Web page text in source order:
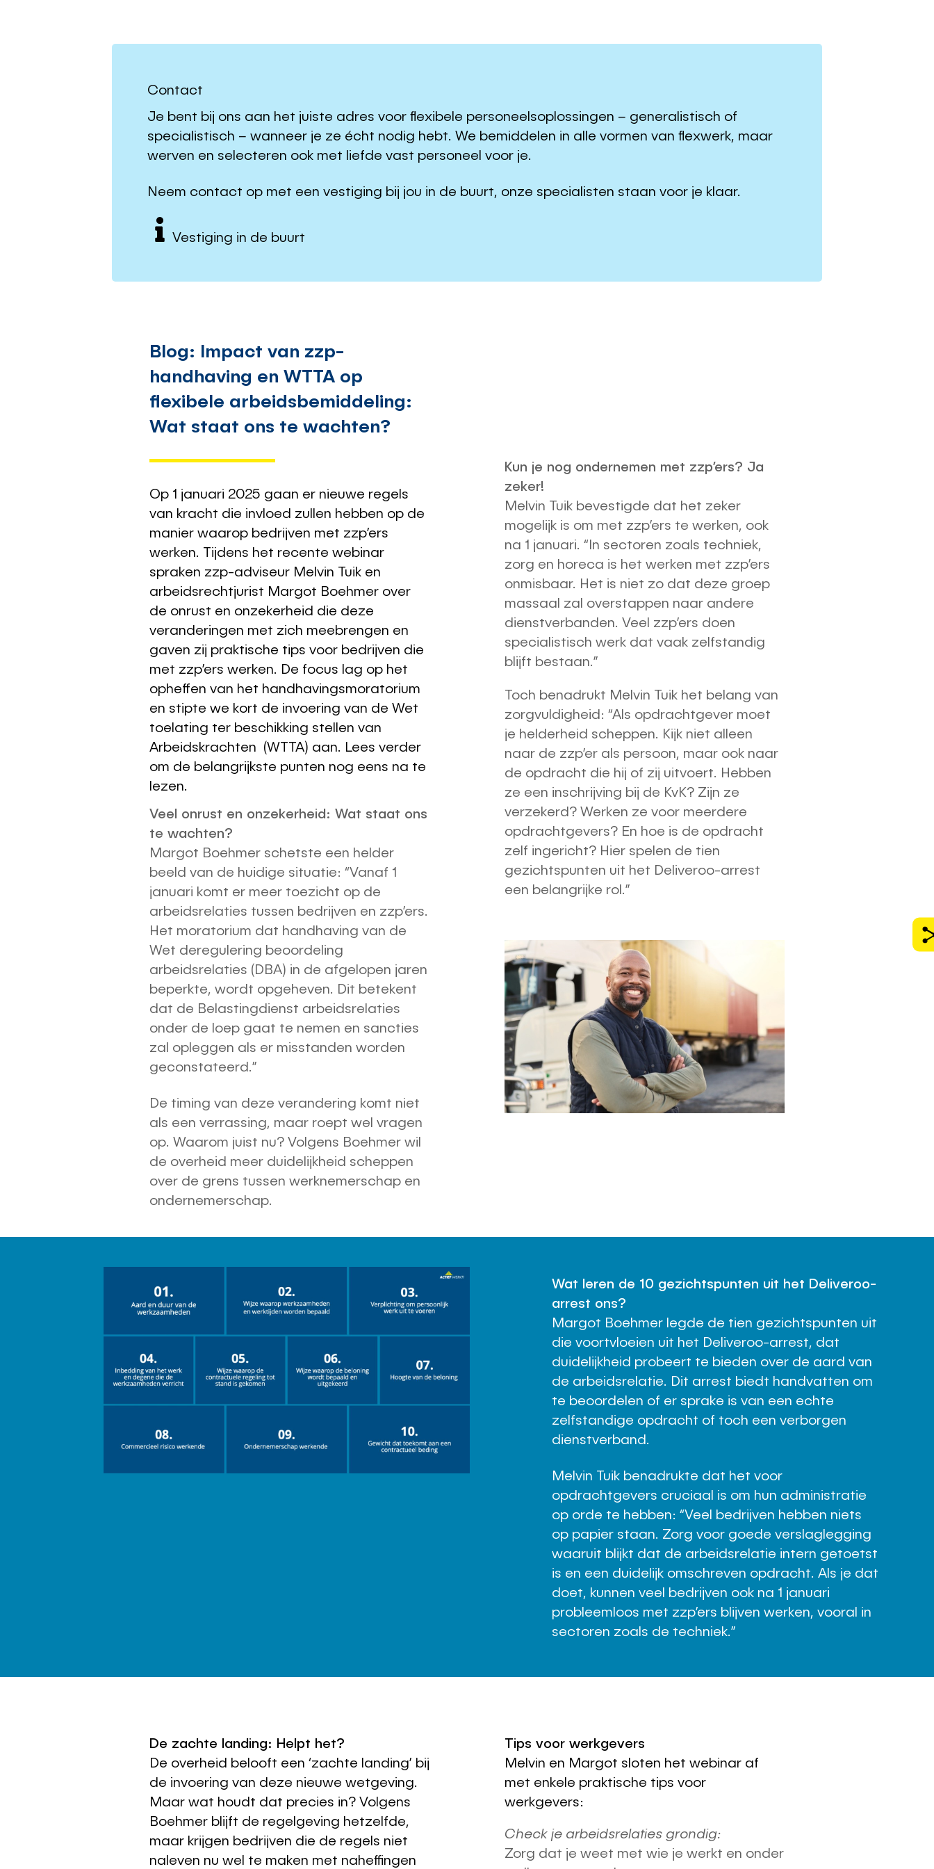
Contact
Je bent bij ons aan het juiste adres voor flexibele personeelsoplossingen – generalistisch of
specialistisch – wanneer je ze écht nodig hebt. We bemiddelen in alle vormen van flexwerk, maar
werven en selecteren ook met liefde vast personeel voor je.
Neem contact op met een vestiging bij jou in de buurt, onze specialisten staan voor je klaar.
Vestiging in de buurt
Blog: Impact van zzp-
handhaving en WTTA op
flexibele arbeidsbemiddeling:
Wat staat ons te wachten?
Op 1 januari 2025 gaan er nieuwe regels
van kracht die invloed zullen hebben op de
manier waarop bedrijven met zzp’ers
werken. Tijdens het recente webinar
spraken zzp-adviseur Melvin Tuik en
arbeidsrechtjurist Margot Boehmer over
de onrust en onzekerheid die deze
veranderingen met zich meebrengen en
gaven zij praktische tips voor bedrijven die
met zzp’ers werken. De focus lag op het
opheffen van het handhavingsmoratorium
en stipte we kort de invoering van de Wet
toelating ter beschikking stellen van
Arbeidskrachten (WTTA) aan. Lees verder
om de belangrijkste punten nog eens na te
lezen.
Veel onrust en onzekerheid: Wat staat ons
te wachten?
Margot Boehmer schetste een helder
beeld van de huidige situatie: “Vanaf 1
januari komt er meer toezicht op de
arbeidsrelaties tussen bedrijven en zzp’ers.
Het moratorium dat handhaving van de
Wet deregulering beoordeling
arbeidsrelaties (DBA) in de afgelopen jaren
beperkte, wordt opgeheven. Dit betekent
dat de Belastingdienst arbeidsrelaties
onder de loep gaat te nemen en sancties
zal opleggen als er misstanden worden
geconstateerd.”
De timing van deze verandering komt niet
als een verrassing, maar roept wel vragen
op. Waarom juist nu? Volgens Boehmer wil
de overheid meer duidelijkheid scheppen
over de grens tussen werknemerschap en
ondernemerschap.
Kun je nog ondernemen met zzp’ers? Ja
zeker!
Melvin Tuik bevestigde dat het zeker
mogelijk is om met zzp’ers te werken, ook
na 1 januari. “In sectoren zoals techniek,
zorg en horeca is het werken met zzp’ers
onmisbaar. Het is niet zo dat deze groep
massaal zal overstappen naar andere
dienstverbanden. Veel zzp’ers doen
specialistisch werk dat vaak zelfstandig
blijft bestaan.”
Toch benadrukt Melvin Tuik het belang van
zorgvuldigheid: “Als opdrachtgever moet
je helderheid scheppen. Kijk niet alleen
naar de zzp’er als persoon, maar ook naar
de opdracht die hij of zij uitvoert. Hebben
ze een inschrijving bij de KvK? Zijn ze
verzekerd? Werken ze voor meerdere
opdrachtgevers? En hoe is de opdracht
zelf ingericht? Hier spelen de tien
gezichtspunten uit het Deliveroo-arrest
een belangrijke rol.”
Wat leren de 10 gezichtspunten uit het Deliveroo-
arrest ons?
Margot Boehmer legde de tien gezichtspunten uit
die voortvloeien uit het Deliveroo-arrest, dat
duidelijkheid probeert te bieden over de aard van
de arbeidsrelatie. Dit arrest biedt handvatten om
te beoordelen of er sprake is van een echte
zelfstandige opdracht of toch een verborgen
dienstverband.
Melvin Tuik benadrukte dat het voor
opdrachtgevers cruciaal is om hun administratie
op orde te hebben: “Veel bedrijven hebben niets
op papier staan. Zorg voor goede verslaglegging
waaruit blijkt dat de arbeidsrelatie intern getoetst
is en een duidelijk omschreven opdracht. Als je dat
doet, kunnen veel bedrijven ook na 1 januari
probleemloos met zzp’ers blijven werken, vooral in
sectoren zoals de techniek.”
De zachte landing: Helpt het?
De overheid belooft een ‘zachte landing’ bij
de invoering van deze nieuwe wetgeving.
Maar wat houdt dat precies in? Volgens
Boehmer blijft de regelgeving hetzelfde,
maar krijgen bedrijven die de regels niet
naleven nu wel te maken met naheffingen
Tips voor werkgevers
Melvin en Margot sloten het webinar af
met enkele praktische tips voor
werkgevers:
Check je arbeidsrelaties grondig:
Zorg dat je weet met wie je werkt en onder